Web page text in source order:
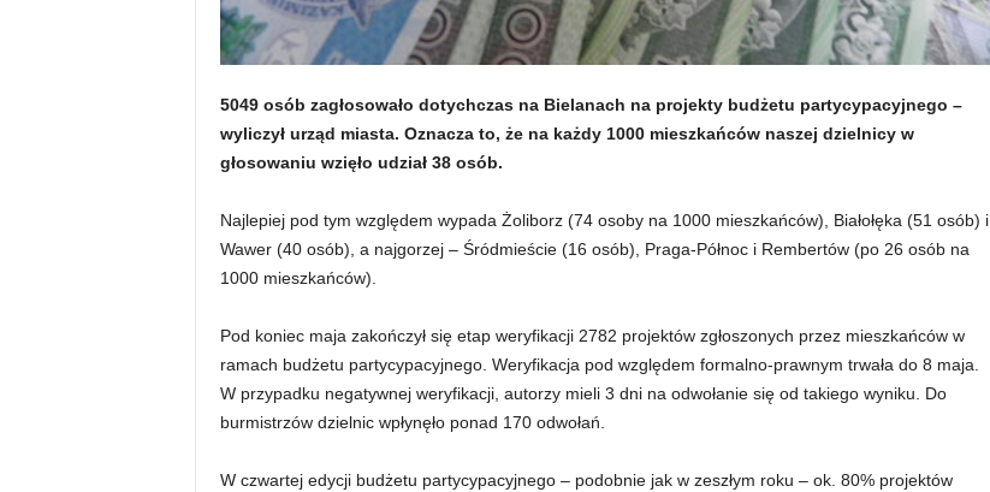
5049 osób zagłosowało dotychczas na Bielanach na projekty budżetu partycypacyjnego –
wyliczył urząd miasta. Oznacza to, że na każdy 1000 mieszkańców naszej dzielnicy w
głosowaniu wzięło udział 38 osób.
Najlepiej pod tym względem wypada Żoliborz (74 osoby na 1000 mieszkańców), Białołęka (51 osób) i
Wawer (40 osób), a najgorzej – Śródmieście (16 osób), Praga-Północ i Rembertów (po 26 osób na
1000 mieszkańców).
Pod koniec maja zakończył się etap weryfikacji 2782 projektów zgłoszonych przez mieszkańców w
ramach budżetu partycypacyjnego. Weryfikacja pod względem formalno-prawnym trwała do 8 maja.
W przypadku negatywnej weryfikacji, autorzy mieli 3 dni na odwołanie się od takiego wyniku. Do
burmistrzów dzielnic wpłynęło ponad 170 odwołań.
W czwartej edycji budżetu partycypacyjnego – podobnie jak w zeszłym roku – ok. 80% projektów